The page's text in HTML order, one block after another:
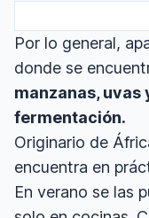
Por lo general,
donde se
manzanas,
fermentación.
Originario de
encuentra en
En verano se las